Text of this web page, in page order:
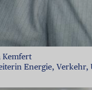
Kemfert
Energie, Verkehr,